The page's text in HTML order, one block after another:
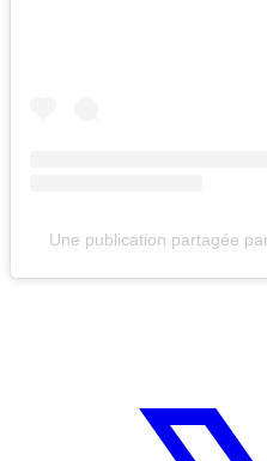
Une publication partagée